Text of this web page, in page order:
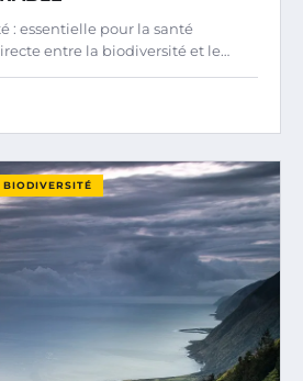
: essentielle pour la santé
entre la biodiversité et le…